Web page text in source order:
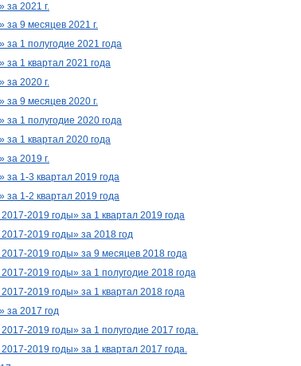
2021 г.
за 9 месяцев 2021 г.
за 1 полугодие 2021 года
за 1 квартал 2021 года
за 2020 г.
за 9 месяцев 2020 г.
за 1 полугодие 2020 года
за 1 квартал 2020 года
за 2019 г.
за 1-3 квартал 2019 года
за 1-2 квартал 2019 года
2019 годы» за 1 квартал 2019 года
2019 годы» за 2018 год
2019 годы» за 9 месяцев 2018 года
2019 годы» за 1 полугодие 2018 года
2019 годы» за 1 квартал 2018 года
за 2017 год
2019 годы» за 1 полугодие 2017 года.
2019 годы» за 1 квартал 2017 года.